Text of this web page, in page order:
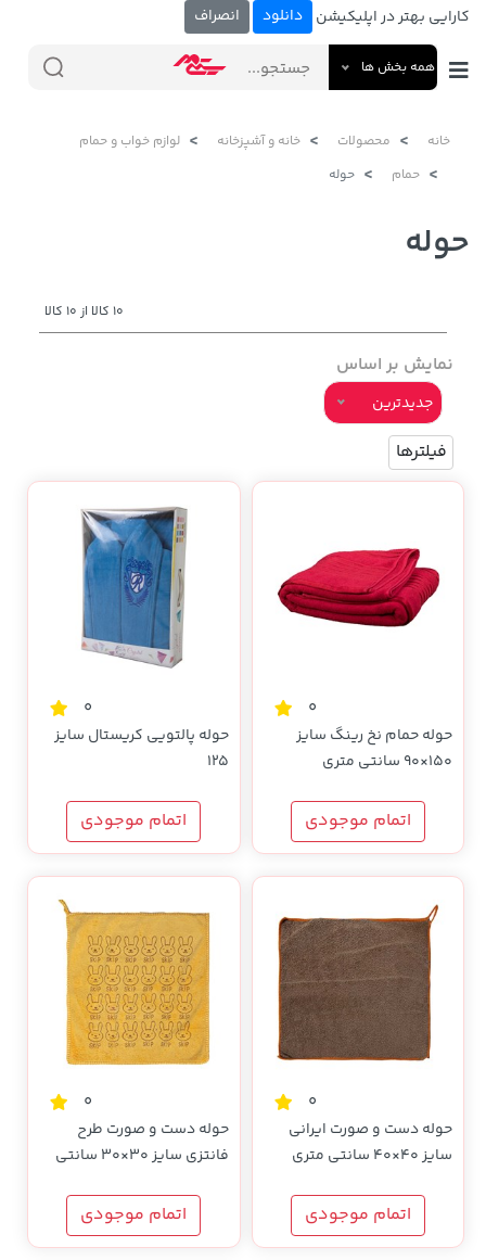
کارایی بهتر در اپلیکیشن دانلود انصراف
همه بخش ها
خانه محصولات خانه و آشپزخانه
لوازم خواب و حمام
حمام
حوله
حوله
10 کالا از 10 کالا
نمایش بر اساس
جدیدترین
فیلترها
0
حوله حمام نخ رینگ سایز
150×90 سانتی متری
اتمام موجودی
0
حوله پالتویی کریستال سایز
125
اتمام موجودی
0
حوله دست و صورت ایرانی
سایز 40×40 سانتی متری
اتمام موجودی
0
حوله دست و صورت طرح
فانتزی سایز 30×30 سانتی
اتمام موجودی